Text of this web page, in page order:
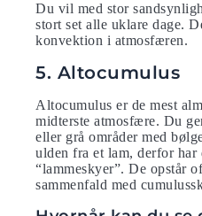
Du vil med stor
stort set alle uklare dage.
konvektion i atmosfæren.
5. Altocumulus
Altocumulus er de mest
midterste atmosfære. Du
eller grå områder med
ulden fra et lam, derfor har
“lammeskyer”. De opstår
sammenfald med